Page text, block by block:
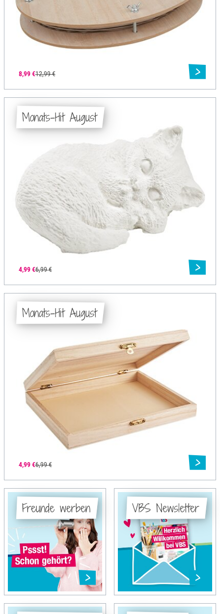
8,99 €12,99 €
4,99 €6,99 €
Monats-Hit August
4,99 €6,99 €
Monats-Hit August
Freunde werben VBS Newsletter